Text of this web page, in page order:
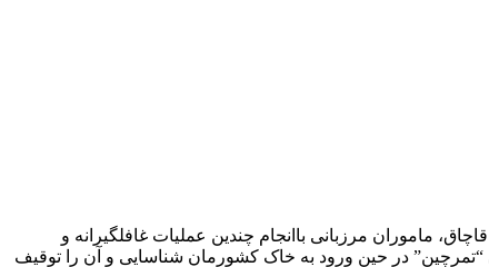
ماموران مرزبانی باانجام چندین عملیات غافلگیرانه و
در حین ورود به خاک کشورمان شناسایی و آن را توقیف